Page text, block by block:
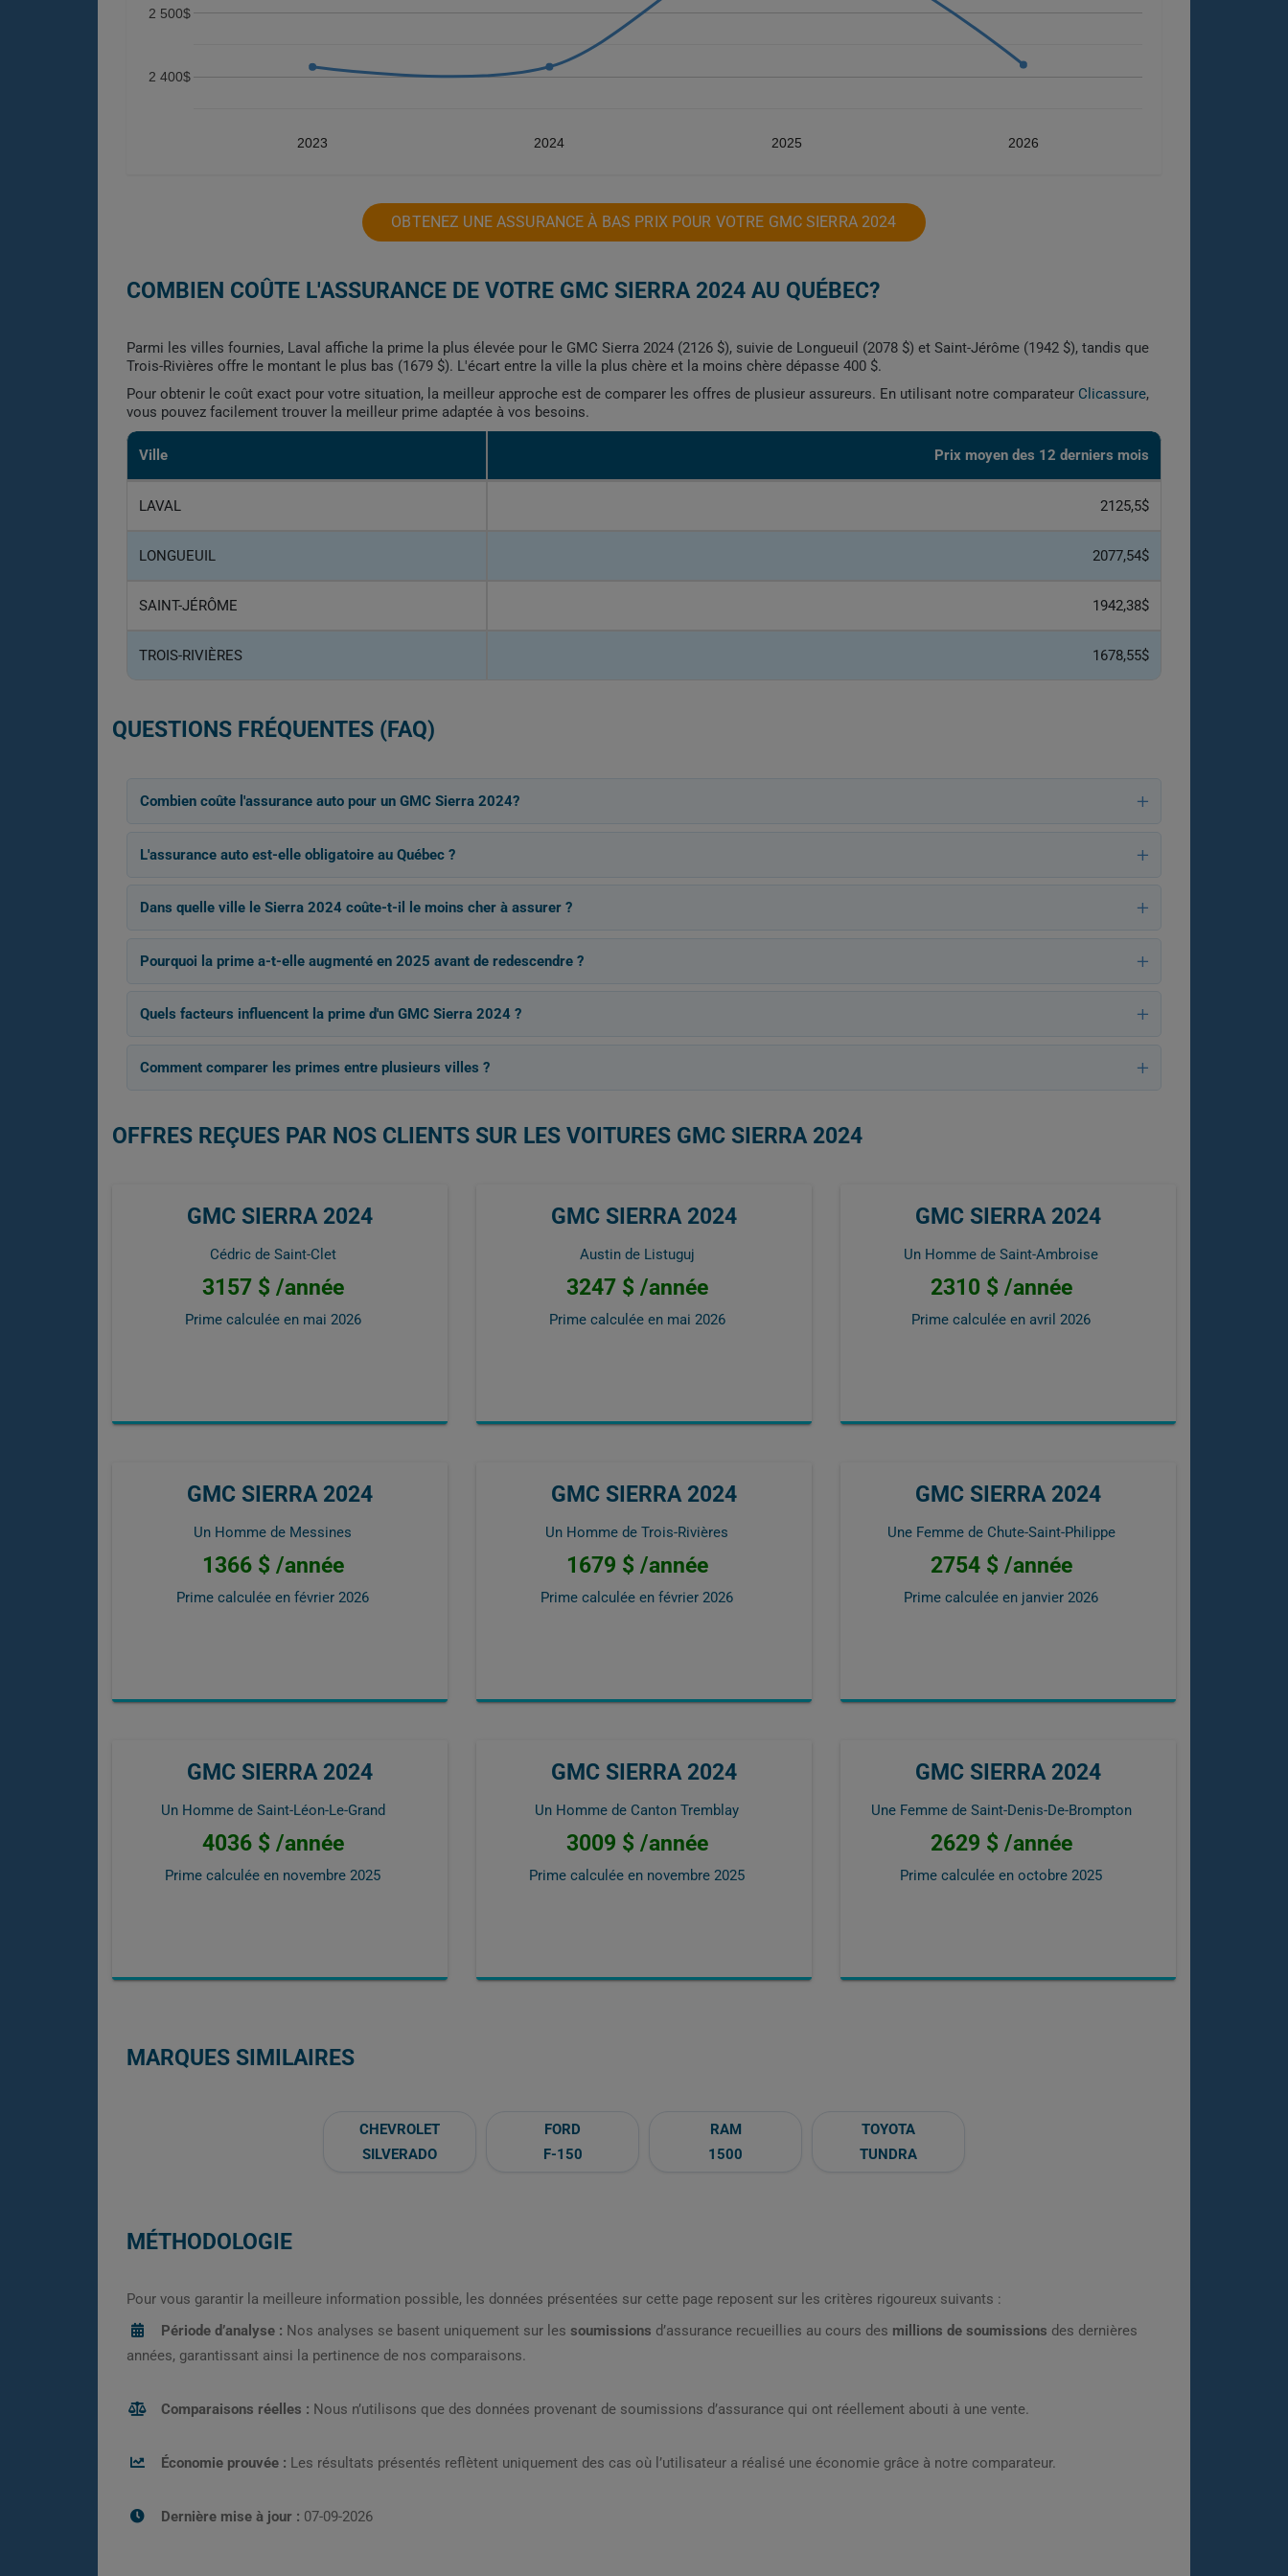
2023 2024 2025 2026
2 400$
2 500$
OBTENEZ UNE ASSURANCE À BAS PRIX POUR VOTRE GMC SIERRA 2024
COMBIEN COÛTE L'ASSURANCE DE VOTRE GMC SIERRA 2024 AU QUÉBEC?
Parmi les villes fournies, Laval affiche la prime la plus élevée pour le GMC Sierra 2024 (2126 $), suivie de Longueuil (2078 $) et Saint-Jérôme (1942 $), tandis que
Trois-Rivières offre le montant le plus bas (1679 $). L'écart entre la ville la plus chère et la moins chère dépasse 400 $.
Pour obtenir le coût exact pour votre situation, la meilleur approche est de comparer les offres de plusieur assureurs. En utilisant notre comparateur Clicassure,
vous pouvez facilement trouver la meilleur prime adaptée à vos besoins.
Ville Prix ​​moyen des 12 derniers mois
LAVAL 2125,5$
LONGUEUIL 2077,54$
SAINT-JÉRÔME 1942,38$
TROIS-RIVIÈRES 1678,55$
QUESTIONS FRÉQUENTES (FAQ)
Combien coûte l'assurance auto pour un GMC Sierra 2024?
L'assurance auto est-elle obligatoire au Québec ?
Dans quelle ville le Sierra 2024 coûte-t-il le moins cher à assurer ?
Pourquoi la prime a-t-elle augmenté en 2025 avant de redescendre ?
Quels facteurs influencent la prime d'un GMC Sierra 2024 ?
Comment comparer les primes entre plusieurs villes ?
OFFRES REÇUES PAR NOS CLIENTS SUR LES VOITURES GMC SIERRA 2024
GMC SIERRA 2024
Cédric de Saint-Clet
3157 $ /année
Prime calculée en mai 2026
GMC SIERRA 2024
Austin de Listuguj
3247 $ /année
Prime calculée en mai 2026
GMC SIERRA 2024
Un Homme de Saint-Ambroise
2310 $ /année
Prime calculée en avril 2026
GMC SIERRA 2024
Un Homme de Messines
1366 $ /année
Prime calculée en février 2026
GMC SIERRA 2024
Un Homme de Trois-Rivières
1679 $ /année
Prime calculée en février 2026
GMC SIERRA 2024
Une Femme de Chute-Saint-Philippe
2754 $ /année
Prime calculée en janvier 2026
GMC SIERRA 2024
Un Homme de Saint-Léon-Le-Grand
4036 $ /année
Prime calculée en novembre 2025
GMC SIERRA 2024
Un Homme de Canton Tremblay
3009 $ /année
Prime calculée en novembre 2025
GMC SIERRA 2024
Une Femme de Saint-Denis-De-Brompton
2629 $ /année
Prime calculée en octobre 2025
MARQUES SIMILAIRES
CHEVROLET
SILVERADO
FORD
F-150
RAM
1500
TOYOTA
TUNDRA
MÉTHODOLOGIE
Pour vous garantir la meilleure information possible, les données présentées sur cette page reposent sur les critères rigoureux suivants :
Période d’analyse : Nos analyses se basent uniquement sur les soumissions d’assurance recueillies au cours des millions de soumissions des dernières
années, garantissant ainsi la pertinence de nos comparaisons.
Comparaisons réelles : Nous n’utilisons que des données provenant de soumissions d’assurance qui ont réellement abouti à une vente.
Économie prouvée : Les résultats présentés reflètent uniquement des cas où l’utilisateur a réalisé une économie grâce à notre comparateur.
Dernière mise à jour : 07-09-2026